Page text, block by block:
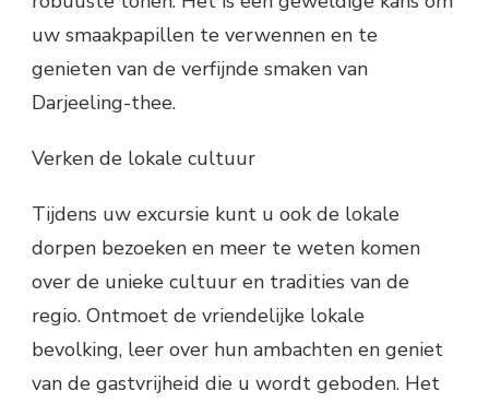
uw smaakpapillen te verwennen en te
genieten van de verfijnde smaken van
Darjeeling-thee.
Verken de lokale cultuur
Tijdens uw excursie kunt u ook de lokale
dorpen bezoeken en meer te weten komen
over de unieke cultuur en tradities van de
regio. Ontmoet de vriendelijke lokale
bevolking, leer over hun ambachten en geniet
van de gastvrijheid die u wordt geboden. Het